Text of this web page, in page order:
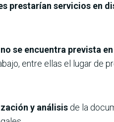
prestarían servicios en
se encuentra prevista
entre ellas el lugar de
y análisis de la